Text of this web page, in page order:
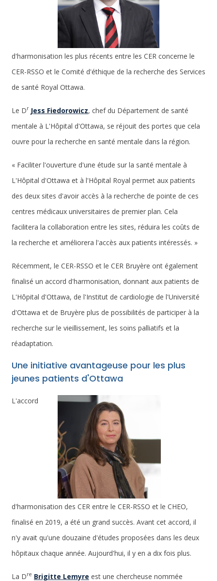
d'harmonisation les plus récents entre les CER concerne le
CER-RSSO et le Comité d'éthique de la recherche des Services
de santé Royal Ottawa.
Le Dr Jess Fiedorowicz, chef du Département de santé
mentale à L'Hôpital d'Ottawa, se réjouit des portes que cela
ouvre pour la recherche en santé mentale dans la région.
« Faciliter l'ouverture d'une étude sur la santé mentale à
L'Hôpital d'Ottawa et à l'Hôpital Royal permet aux patients
des deux sites d'avoir accès à la recherche de pointe de ces
centres médicaux universitaires de premier plan. Cela
facilitera la collaboration entre les sites, réduira les coûts de
la recherche et améliorera l'accès aux patients intéressés. »
Récemment, le CER-RSSO et le CER Bruyère ont également
finalisé un accord d'harmonisation, donnant aux patients de
L'Hôpital d'Ottawa, de l'Institut de cardiologie de l'Université
d'Ottawa et de Bruyère plus de possibilités de participer à la
recherche sur le vieillissement, les soins palliatifs et la
réadaptation.
Une initiative avantageuse pour les plus
jeunes patients d'Ottawa
L'accord
d'harmonisation des CER entre le CER-RSSO et le CHEO,
finalisé en 2019, a été un grand succès. Avant cet accord, il
n'y avait qu'une douzaine d'études proposées dans les deux
hôpitaux chaque année. Aujourd'hui, il y en a dix fois plus.
La Dre Brigitte Lemyre est une chercheuse nommée